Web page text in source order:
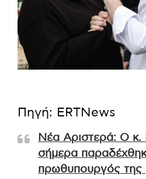
Πηγή: ERTNews
Νέα Αριστερά: Ο κ.
σήμερα
πρωθυπουργός της